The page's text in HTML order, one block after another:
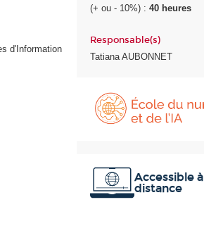
d'Information
(+ ou - 10%) :40 heures
Responsable(s)
Tatiana AUBONNET
Accessible à
distance